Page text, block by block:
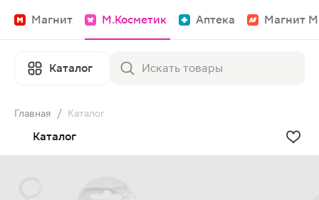
Магнит М.Косметик Аптека Магнит
Каталог
Главная / Каталог
Каталог